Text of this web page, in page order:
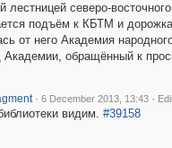
лестницей северо-восточного
подъём к КБТМ и
от него Академия
обращённый к
· 6 December 2013, 13:43 ·
видим. #39158